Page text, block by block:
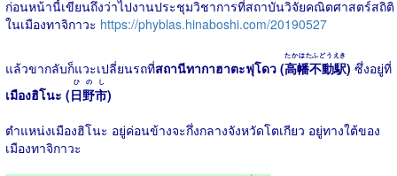
ก่อนหน้านี้เขียนถึงว่าไปงานประชุมวิชาการที่สถาบันวิจัยคณิตศาสตร์สถิติ
ในเมืองทาจิกาวะ https://phyblas.hinaboshi.com/20190527
แล้วขากลับก็แวะเปลี่ยนรถที่สถานีทากาฮาตะฟุโดว (高幡不動駅
たかはたふどうえき
) ซึ่งอยู่ที่
เมืองฮิโนะ (日野市
ひのし
)
ตำแหน่งเมืองฮิโนะ อยู่ค่อนข้างจะกึ่งกลางจังหวัดโตเกียว อยู่ทางใต้ของ
เมืองทาจิกาวะ